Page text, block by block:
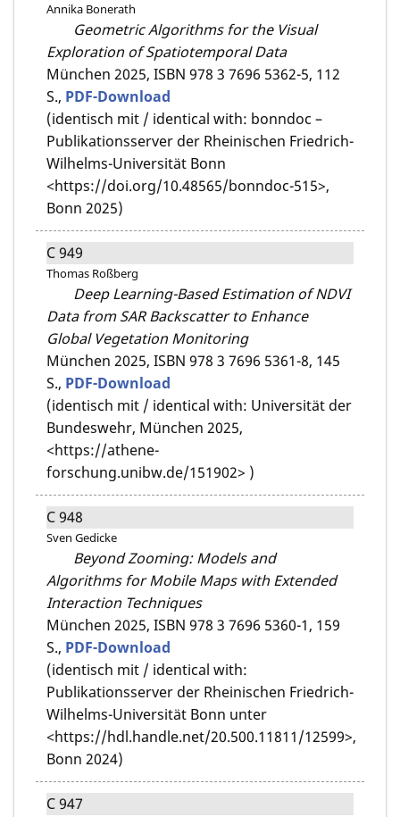
Annika Bonerath
Geometric Algorithms for the Visual
Exploration of Spatiotemporal Data
München 2025, ISBN 978 3 7696 5362-5, 112
S., PDF-Download
(identisch mit / identical with: bonndoc –
Publikationsserver der Rheinischen Friedrich-
Wilhelms-Universität Bonn
<https://doi.org/10.48565/bonndoc-515>,
Bonn 2025)
C 949
Thomas Roßberg
Deep Learning-Based Estimation of NDVI
Data from SAR Backscatter to Enhance
Global Vegetation Monitoring
München 2025, ISBN 978 3 7696 5361-8, 145
S., PDF-Download
(identisch mit / identical with: Universität der
Bundeswehr, München 2025,
<https://athene-
forschung.unibw.de/151902> )
C 948
Sven Gedicke
Beyond Zooming: Models and
Algorithms for Mobile Maps with Extended
Interaction Techniques
München 2025, ISBN 978 3 7696 5360-1, 159
S., PDF-Download
(identisch mit / identical with:
Publikationsserver der Rheinischen Friedrich-
Wilhelms-Universität Bonn unter
<https://hdl.handle.net/20.500.11811/12599>,
Bonn 2024)
C 947